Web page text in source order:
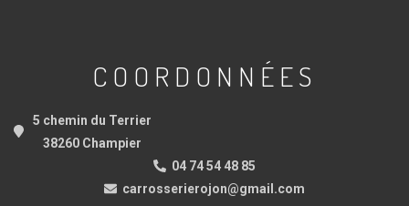
COORDONNÉES
5 chemin du Terrier
38260 Champier
04 74 54 48 85
carrosserierojon@gmail.com